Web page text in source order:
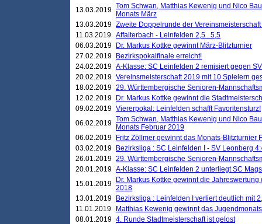
13.03.2019 Tom Schwan, Matthias Kewenig und Nico
Monats März
13.03.2019 Zweite Doppelrunde der
11.03.2019 Affalterbach - Leinfelden 2,5 . 5,5
06.03.2019
Dr. Markus Kottke gewinnt März-Blitzturnier
27.02.2019
Bezirkspokalfinale erreicht!
24.02.2019 A-Klasse: SC Leinfelden 2 remisiert gegen
20.02.2019 Vereinsmeisterschaft 2019 mit 10 Spielern
18.02.2019 29. Württembergische Senioren-
12.02.2019
Dr. Markus Kottke gewinnt die
09.02.2019 Viererpokal: Leinfelden schafft Favoritensturz!
06.02.2019 Tom Schwan, Matthias Kewenig und Nico
Monats Februar 2019
06.02.2019
Fritz Zöllmer gewinnt das Monats-Blitzturnier
03.02.2019
Bezirksliga : SC Leinfelden I - SV Leonberg
26.01.2019 29. Württembergische Senioren-
20.01.2019 A-Klasse: SC Leinfelden 2 unterliegt SC
15.01.2019
Dr. Markus Kottke gewinnt die
2018
13.01.2019
Bezirksliga : Leinfelden I verliert deutlich mit
11.01.2019
Matthias Kewenig gewinnt das
08.01.2019 4. Runde Stadtmeisterschaft ist gelost